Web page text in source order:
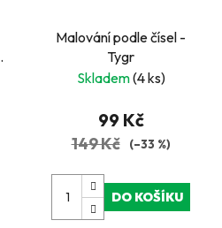
Malování podle čísel -
Tygr
Skladem(4 ks)
99 Kč
149 Kč (–33 %)
DO KOŠÍKU